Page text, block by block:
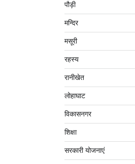
पौड़ी
मन्दिर
मसूरी
रहस्य
रानीखेत
लोहाघाट
विकासनगर
शिक्षा
सरकारी योजनाएं